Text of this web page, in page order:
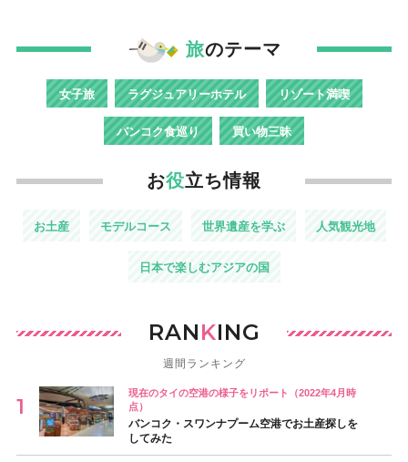
旅のテーマ
女子旅 ラグジュアリーホテル リゾート満喫
バンコク食巡り 買い物三昧
お役立ち情報
お土産 モデルコース 世界遺産を学ぶ 人気観光地
日本で楽しむアジアの国
RANKING
週間ランキング
現在のタイの空港の様子をリポート（2022年4月時
点）
バンコク・スワンナプーム空港でお土産探しを
してみた